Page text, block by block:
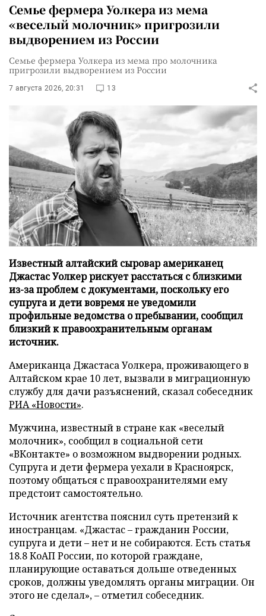
Семье фермера Уолкера из мема
«веселый молочник» пригрозили
выдворением из России
Семье фермера Уолкера из мема про молочника
пригрозили выдворением из России
7 августа 2026, 20:31 13
Известный алтайский сыровар американец
Джастас Уолкер рискует расстаться с близкими
из-за проблем с документами, поскольку его
супруга и дети вовремя не уведомили
профильные ведомства о пребывании, сообщил
близкий к правоохранительным органам
источник.
Американца Джастаса Уолкера, проживающего в
Алтайском крае 10 лет, вызвали в миграционную
службу для дачи разъяснений, сказал собеседник
РИА «Новости».
Мужчина, известный в стране как «веселый
молочник», сообщил в социальной сети
«ВКонтакте» о возможном выдворении родных.
Супруга и дети фермера уехали в Красноярск,
поэтому общаться с правоохранителями ему
предстоит самостоятельно.
Источник агентства пояснил суть претензий к
иностранцам. «Джастас – гражданин России,
супруга и дети – нет и не собираются. Есть статья
18.8 КоАП России, по которой граждане,
планирующие оставаться дольше отведенных
сроков, должны уведомлять органы миграции. Он
этого не сделал», – отметил собеседник.